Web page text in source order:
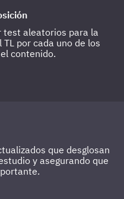
test aleatorios para la
por cada uno de los
contenido.
que desglosan
y asegurando que